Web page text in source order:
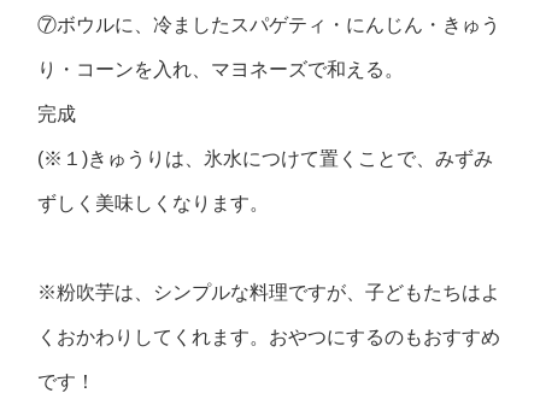
⑦ボウルに、冷ましたスパゲティ・にんじん・きゅう
り・コーンを入れ、マヨネーズで和える。
完成
(※１)きゅうりは、氷水につけて置くことで、みずみ
ずしく美味しくなります。
※粉吹芋は、シンプルな料理ですが、子どもたちはよ
くおかわりしてくれます。おやつにするのもおすすめ
です！